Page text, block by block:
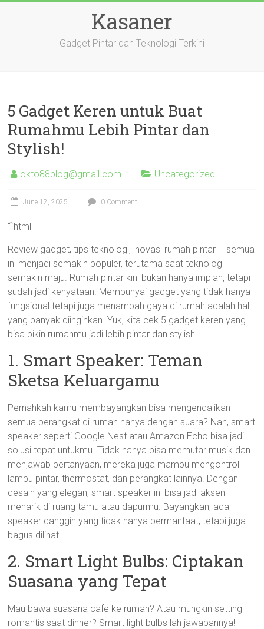
Kasaner
Gadget Pintar dan Teknologi Terkini
5 Gadget Keren untuk Buat
Rumahmu Lebih Pintar dan
Stylish!
okto88blog@gmail.com Uncategorized
June 12, 2025 0 Comment
“`html
Review gadget, tips teknologi, inovasi rumah pintar – semua
ini menjadi semakin populer, terutama saat teknologi
semakin maju. Rumah pintar kini bukan hanya impian, tetapi
sudah jadi kenyataan. Mempunyai gadget yang tidak hanya
fungsional tetapi juga menambah gaya di rumah adalah hal
yang banyak diinginkan. Yuk, kita cek 5 gadget keren yang
bisa bikin rumahmu jadi lebih pintar dan stylish!
1. Smart Speaker: Teman
Sketsa Keluargamu
Pernahkah kamu membayangkan bisa mengendalikan
semua perangkat di rumah hanya dengan suara? Nah, smart
speaker seperti Google Nest atau Amazon Echo bisa jadi
solusi tepat untukmu. Tidak hanya bisa memutar musik dan
menjawab pertanyaan, mereka juga mampu mengontrol
lampu pintar, thermostat, dan perangkat lainnya. Dengan
desain yang elegan, smart speaker ini bisa jadi aksen
menarik di ruang tamu atau dapurmu. Bayangkan, ada
speaker canggih yang tidak hanya bermanfaat, tetapi juga
bagus dilihat!
2. Smart Light Bulbs: Ciptakan
Suasana yang Tepat
Mau bawa suasana cafe ke rumah? Atau mungkin setting
romantis saat dinner? Smart light bulbs lah jawabannya!